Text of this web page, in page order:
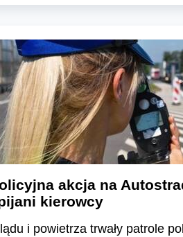
akcja na
kierowcy
i powietrza trwały patrole